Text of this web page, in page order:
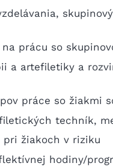
prácu so
a artefiletiky a
práce so žiakmi
techník,
pri žiakoch v riziku
hodiny/